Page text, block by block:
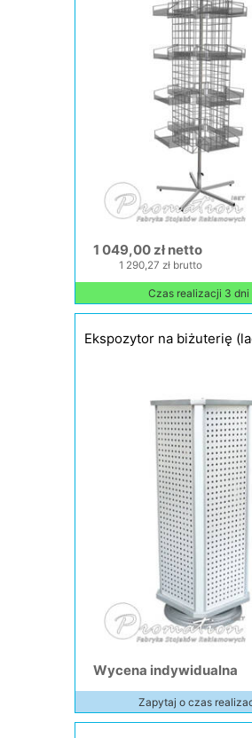
1 049,00 zł netto
1 290,27 zł brutto
Czas realizacji 3 dni
Ekspozytor na biżuterię
Wycena indywidualna
Zapytaj o czas